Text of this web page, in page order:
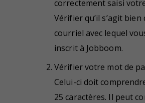
correctement saisi
Vérifier qu’il s’agit bien
courriel avec lequel
inscrit à Jobboom.
Vérifier votre mot de
Celui-ci doit
25 caractères. Il peut